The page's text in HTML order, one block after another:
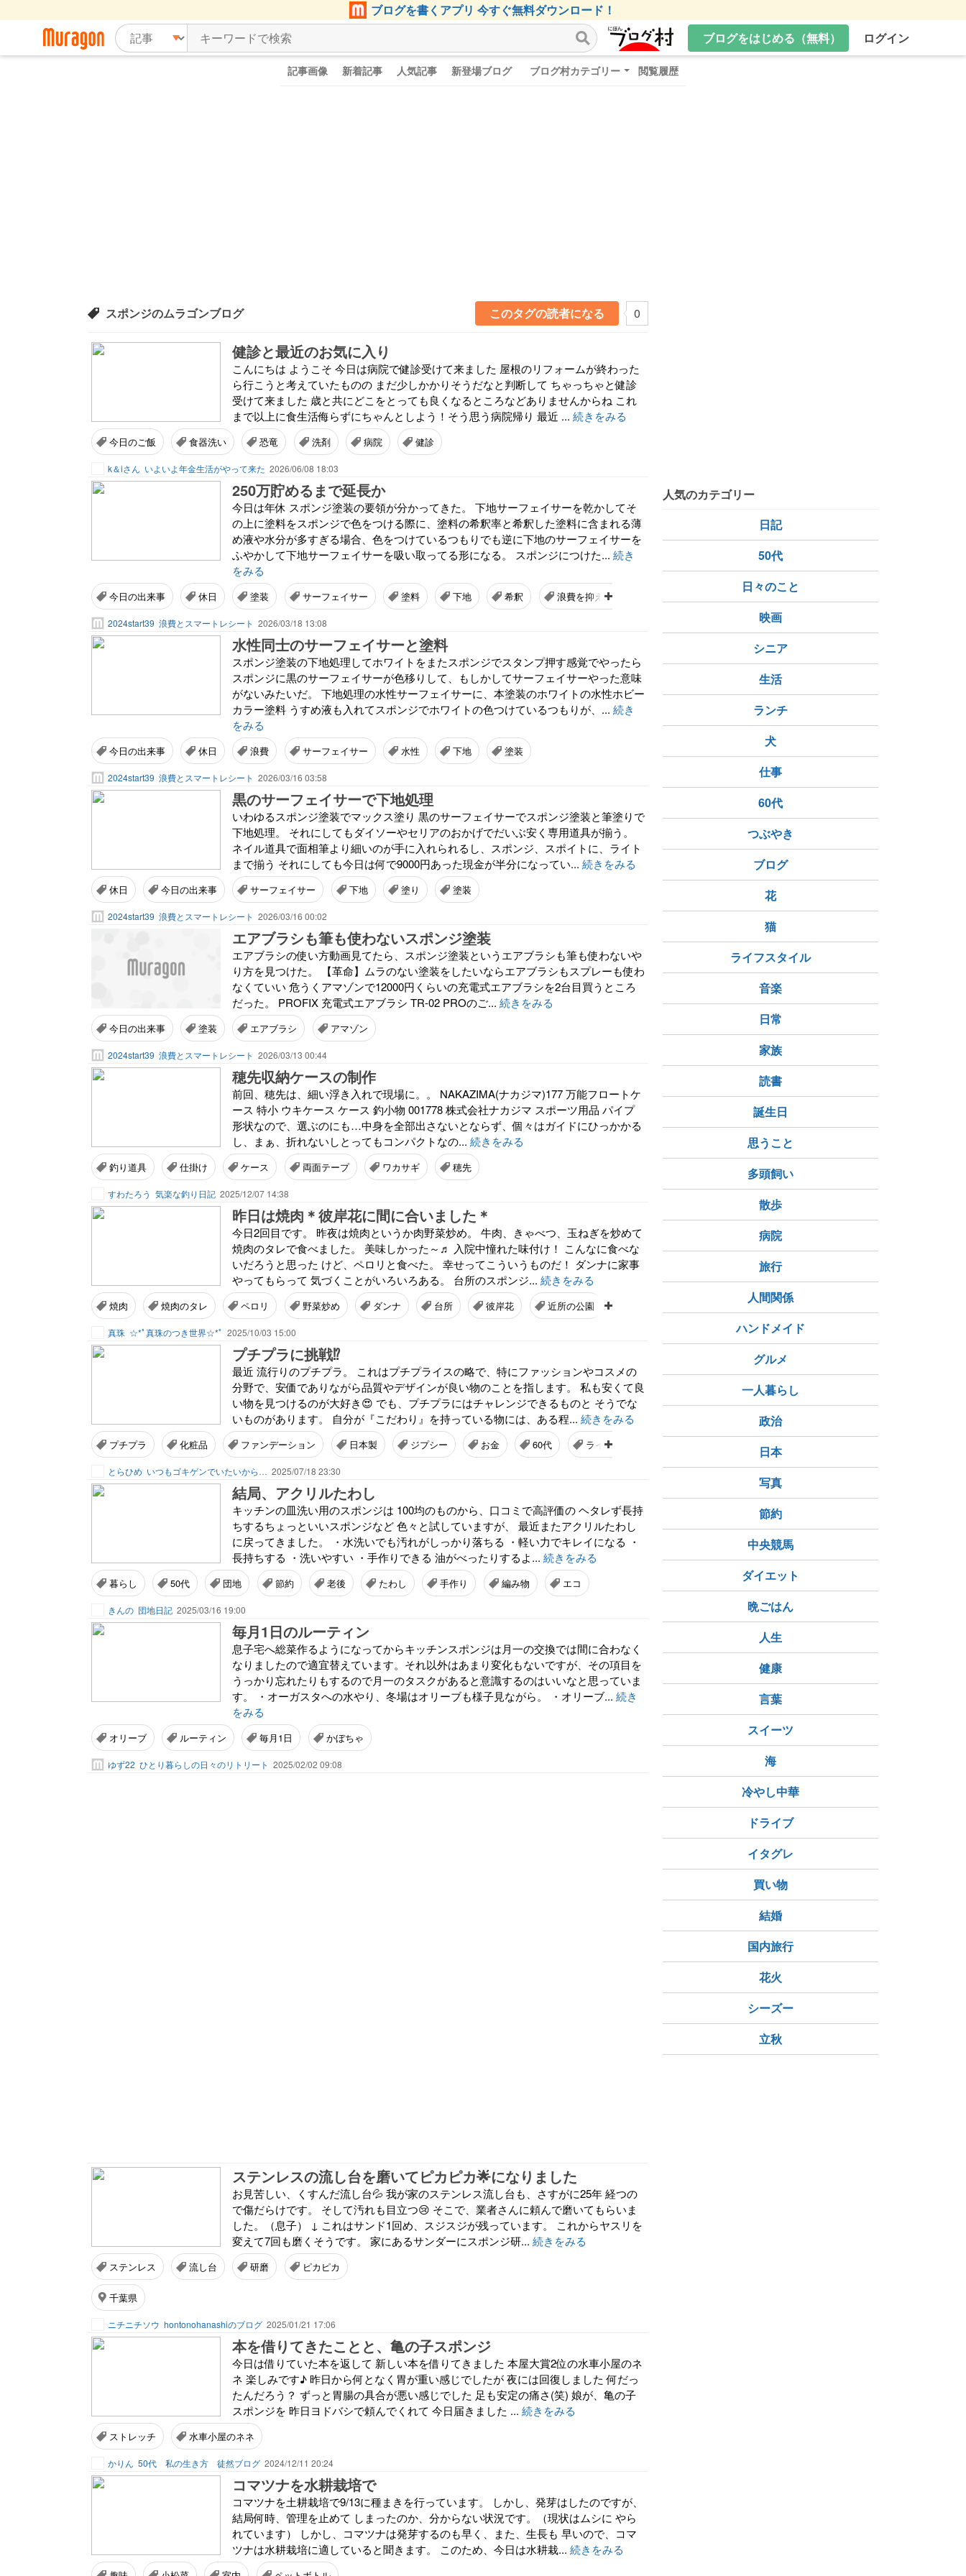
ブログを書くアプリ 今すぐ無料ダウンロード！
ブログをはじめる（無料）
ログイン
記事画像 新着記事 人気記事 新登場ブログ ブログ村カテゴリー 閲覧履歴
スポンジのムラゴンブログ このタグの読者になる 0
健診と最近のお気に入り
こんにちは ようこそ 今日は病院で健診受けて来ました 屋根のリフォームが終わった
ら行こうと考えていたものの まだ少しかかりそうだなと判断して ちゃっちゃと健診
受けて来ました 歳と共にどこをとっても良くなるところなどありませんからね これ
まで以上に食生活侮らずにちゃんとしよう！そう思う病院帰り 最近 ... 続きをみる
今日のご飯 食器洗い 恐竜 洗剤 病院 健診
k＆iさん いよいよ年金生活がやって来た 2026/06/08 18:03
250万貯めるまで延長か
今日は年休 スポンジ塗装の要領が分かってきた。 下地サーフェイサーを乾かしてそ
の上に塗料をスポンジで色をつける際に、塗料の希釈率と希釈した塗料に含まれる薄
め液や水分が多すぎる場合、色をつけているつもりでも逆に下地のサーフェイサーを
ふやかして下地サーフェイサーを吸い取ってる形になる。 スポンジにつけた... 続き
をみる
今日の出来事 休日 塗装 サーフェイサー 塗料 下地 希釈 浪費を抑える趣味探し
2024start39 浪費とスマートレシート 2026/03/18 13:08
水性同士のサーフェイサーと塗料
スポンジ塗装の下地処理してホワイトをまたスポンジでスタンプ押す感覚でやったら
スポンジに黒のサーフェイサーが色移りして、もしかしてサーフェイサーやった意味
がないみたいだ。 下地処理の水性サーフェイサーに、本塗装のホワイトの水性ホビー
カラー塗料 うすめ液も入れてスポンジでホワイトの色つけているつもりが、... 続き
をみる
今日の出来事 休日 浪費 サーフェイサー 水性 下地 塗装
2024start39 浪費とスマートレシート 2026/03/16 03:58
黒のサーフェイサーで下地処理
いわゆるスポンジ塗装でマックス塗り 黒のサーフェイサーでスポンジ塗装と筆塗りで
下地処理。 それにしてもダイソーやセリアのおかげでだいぶ安く専用道具が揃う。
ネイル道具で面相筆より細いのが手に入れられるし、スポンジ、スポイトに、ライト
まで揃う それにしても今日は何で9000円あった現金が半分になってい... 続きをみる
休日 今日の出来事 サーフェイサー 下地 塗り 塗装
2024start39 浪費とスマートレシート 2026/03/16 00:02
エアブラシも筆も使わないスポンジ塗装
エアブラシの使い方動画見てたら、スポンジ塗装というエアブラシも筆も使わないや
り方を見つけた。 【革命】ムラのない塗装をしたいならエアブラシもスプレーも使わ
なくていい 危うくアマゾンで12000円くらいの充電式エアブラシを2台目買うところ
だった。 PROFIX 充電式エアブラシ TR-02 PROのご... 続きをみる
今日の出来事 塗装 エアブラシ アマゾン
2024start39 浪費とスマートレシート 2026/03/13 00:44
穂先収納ケースの制作
前回、穂先は、細い浮き入れで現場に。。 NAKAZIMA(ナカジマ)177 万能フロートケ
ース 特小 ウキケース ケース 釣小物 001778 株式会社ナカジマ スポーツ用品 パイプ
形状なので、選ぶのにも…中身を全部出さないとならず、個々はガイドにひっかかる
し、まぁ、折れないしとってもコンパクトなの... 続きをみる
釣り道具 仕掛け ケース 両面テープ ワカサギ 穂先
すわたろう 気楽な釣り日記 2025/12/07 14:38
昨日は焼肉＊彼岸花に間に合いました＊
今日2回目です。 昨夜は焼肉というか肉野菜炒め。 牛肉、きゃべつ、玉ねぎを炒めて
焼肉のタレで食べました。 美味しかった～♬ 入院中憧れた味付け！ こんなに食べな
いだろうと思った けど、ペロリと食べた。 幸せってこういうものだ！ ダンナに家事
やってもらって 気づくことがいろいろある。 台所のスポンジ... 続きをみる
焼肉 焼肉のタレ ペロリ 野菜炒め ダンナ 台所 彼岸花 近所の公園
真珠 ☆*ﾟ真珠のつき世界☆*ﾟ 2025/10/03 15:00
プチプラに挑戦⁉️
最近 流行りのプチプラ。 これはプチプライスの略で、特にファッションやコスメの
分野で、安価でありながら品質やデザインが良い物のことを指します。 私も安くて良
い物を見つけるのが大好き😍 でも、プチプラにはチャレンジできるものと そうでな
いものがあります。 自分が『こだわり』を持っている物には、ある程... 続きをみる
プチプラ 化粧品 ファンデーション 日本製 ジプシー お金 60代 ライフスタイル
とらひめ いつもゴキゲンでいたいから… 2025/07/18 23:30
結局、アクリルたわし
キッチンの皿洗い用のスポンジは 100均のものから、口コミで高評価の ヘタレず長持
ちするちょっといいスポンジなど 色々と試していますが、 最近またアクリルたわし
に戻ってきました。 ・水洗いでも汚れがしっかり落ちる ・軽い力でキレイになる ・
長持ちする ・洗いやすい ・手作りできる 油がべったりするよ... 続きをみる
暮らし 50代 団地 節約 老後 たわし 手作り 編み物 エコ
きんの 団地日記 2025/03/16 19:00
毎月1日のルーティン
息子宅へ総菜作るようになってからキッチンスポンジは月一の交換では間に合わなく
なりましたので適宜替えています。それ以外はあまり変化もないですが、その項目を
うっかり忘れたりもするので月一のタスクがあると意識するのはいいなと思っていま
す。 ・オーガスタへの水やり、冬場はオリーブも様子見ながら。 ・オリーブ... 続き
をみる
オリーブ ルーティン 毎月1日 かぼちゃ
ゆず22 ひとり暮らしの日々のリトリート 2025/02/02 09:08
ステンレスの流し台を磨いてピカピカ🌟になりました
お見苦しい、くすんだ流し台💦 我が家のステンレス流し台も、さすがに25年 経つの
で傷だらけです。 そして汚れも目立つ😢 そこで、業者さんに頼んで磨いてもらいま
した。（息子） ↓ これはサンド1回め、スジスジが残っています。 これからヤスリを
変えて7回も磨くそうです。 家にあるサンダーにスポンジ研... 続きをみる
ステンレス 流し台 研磨 ピカピカ
千葉県
ニチニチソウ hontonohanashiのブログ 2025/01/21 17:06
本を借りてきたことと、亀の子スポンジ
今日は借りていた本を返して 新しい本を借りてきました 本屋大賞2位の水車小屋のネ
ネ 楽しみです♪ 昨日から何となく胃が重い感じでしたが 夜には回復しました 何だっ
たんだろう？ ずっと胃腸の具合が悪い感じでした 足も安定の痛さ(笑) 娘が、亀の子
スポンジを 昨日ヨドバシで頼んでくれて 今日届きました ... 続きをみる
ストレッチ 水車小屋のネネ
かりん 50代 私の生き方 徒然ブログ 2024/12/11 20:24
コマツナを水耕栽培で
コマツナを土耕栽培で9/13に種まきを行っています。 しかし、発芽はしたのですが、
結局何時、管理を止めて しまったのか、分からない状況です。（現状はムシに やら
れています） しかし、コマツナは発芽するのも早く、また、生長も 早いので、コマ
ツナは水耕栽培に適していると聞きます。 このため、今日は水耕栽... 続きをみる
人気のカテゴリー
日記
50代
日々のこと
映画
シニア
生活
ランチ
犬
仕事
60代
つぶやき
ブログ
花
猫
ライフスタイル
音楽
日常
家族
読書
誕生日
思うこと
多頭飼い
散歩
病院
旅行
人間関係
ハンドメイド
グルメ
一人暮らし
政治
日本
写真
節約
中央競馬
ダイエット
晩ごはん
人生
健康
言葉
スイーツ
海
冷やし中華
ドライブ
イタグレ
買い物
結婚
国内旅行
花火
シーズー
立秋